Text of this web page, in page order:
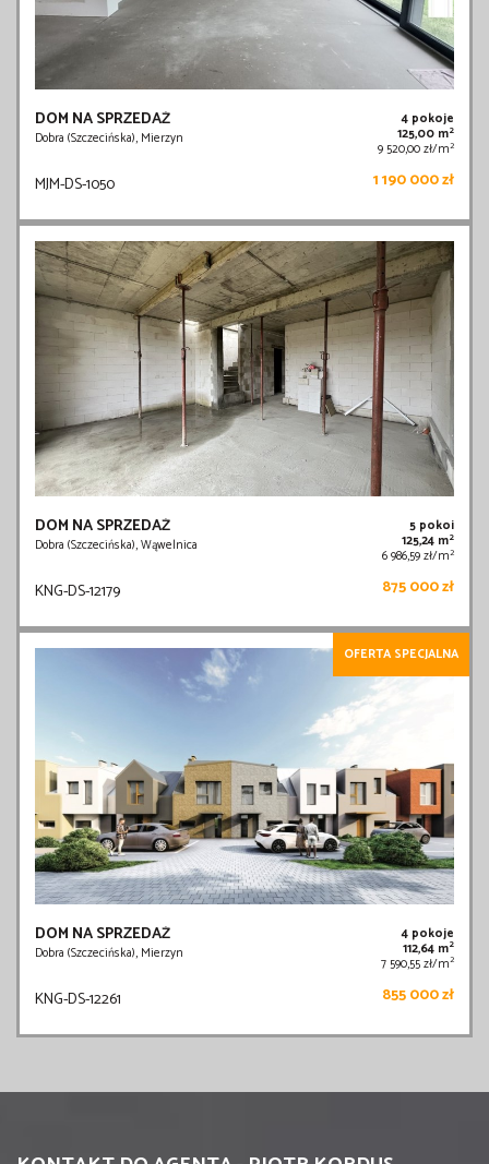
DOM NA SPRZEDAŻ
Dobra (Szczecińska), Mierzyn
4 pokoje
125,00 m2
9 520,00 zł/m2
MJM-DS-1050 1 190 000 zł
DOM NA SPRZEDAŻ
Dobra (Szczecińska), Wąwelnica
5 pokoi
125,24 m2
6 986,59 zł/m2
KNG-DS-12179 875 000 zł
OFERTA SPECJALNA
DOM NA SPRZEDAŻ
Dobra (Szczecińska), Mierzyn
4 pokoje
112,64 m2
7 590,55 zł/m2
KNG-DS-12261 855 000 zł